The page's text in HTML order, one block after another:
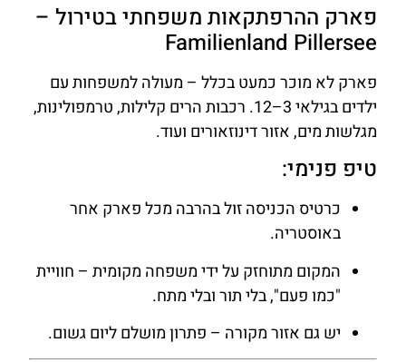
פארק ההרפתקאות משפחתי בטירול –
Familienland Pillersee
פארק לא מוכר כמעט בכלל – מעולה למשפחות עם
ילדים בגילאי 3–12. רכבות הרים קלילות, טרמפולינות,
מגלשות מים, אזור דינוזאורים ועוד.
טיפ פנימי:
כרטיס הכניסה זול בהרבה מכל פארק אחר
באוסטריה.
המקום מתוחזק על ידי משפחה מקומית – חוויית
"כמו פעם", בלי תור ובלי מתח.
יש גם אזור מקורה – פתרון מושלם ליום גשום.